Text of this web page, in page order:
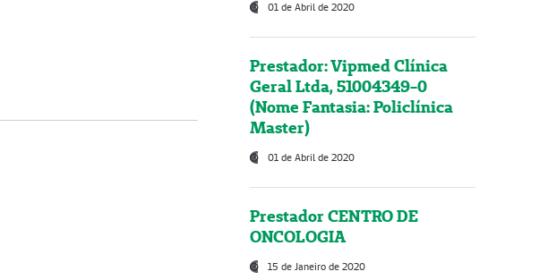
01 de Abril de 2020
Prestador: Vipmed Clínica
Geral Ltda, 51004349-0
(Nome Fantasia: Policlínica
Master)
01 de Abril de 2020
Prestador CENTRO DE
ONCOLOGIA
15 de Janeiro de 2020